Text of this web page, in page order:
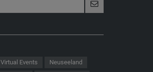
Virtual Events
Neuseeland